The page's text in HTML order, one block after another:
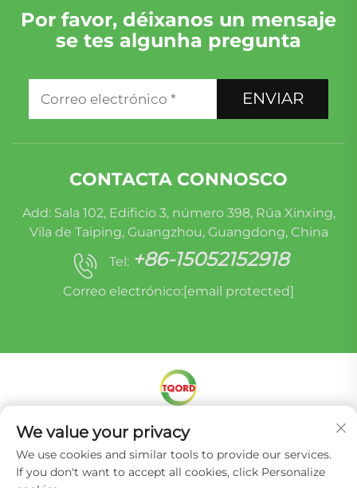
Por favor, déixanos un mensaje
se tes algunha pregunta
ENVIAR
CONTACTA CONNOSCO
Add: Sala 102, Edificio 3, número 398, Rúa Xinxing,
Vila de Taiping, Guangzhou, Guangdong, China
Tel: +86-15052152918
Correo electrónico:[email protected]
Dereitos de autor © Miracle Oruide (Guangzhou)
Auto Parts Remanufacturing Co., Ltd. -
Política
de privacidade
We value your privacy
We use cookies and similar tools to provide our services.
If you don't want to accept all cookies, click Personalize